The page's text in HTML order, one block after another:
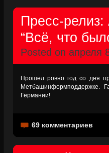
Пресс-
“Всё, что
Posted on апреля
Прошел ровно год со дня
Метбашинформподдержке.
Германии!
69 комментариев